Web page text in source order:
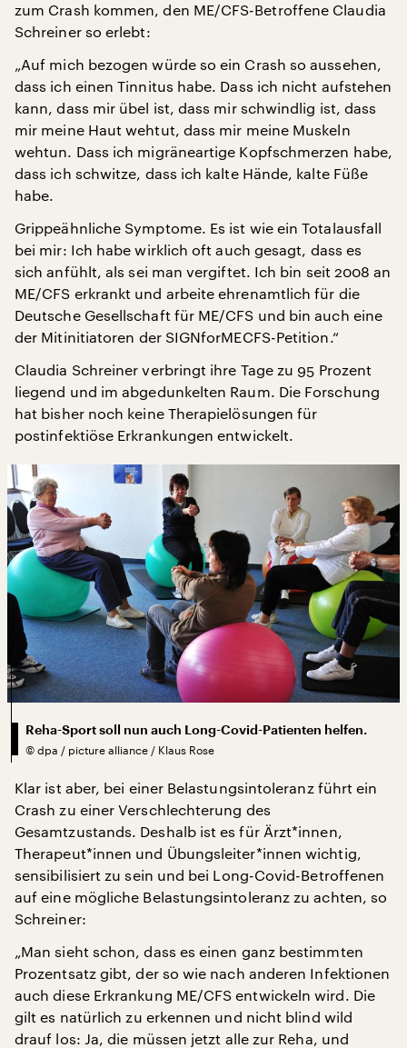
zum Crash kommen, den ME/CFS-Betroffene Claudia
Schreiner so erlebt:
„Auf mich bezogen würde so ein Crash so aussehen,
dass ich einen Tinnitus habe. Dass ich nicht aufstehen
kann, dass mir übel ist, dass mir schwindlig ist, dass
mir meine Haut wehtut, dass mir meine Muskeln
wehtun. Dass ich migräneartige Kopfschmerzen habe,
dass ich schwitze, dass ich kalte Hände, kalte Füße
habe.
Grippeähnliche Symptome. Es ist wie ein Totalausfall
bei mir: Ich habe wirklich oft auch gesagt, dass es
sich anfühlt, als sei man vergiftet. Ich bin seit 2008 an
ME/CFS erkrankt und arbeite ehrenamtlich für die
Deutsche Gesellschaft für ME/CFS und bin auch eine
der Mitinitiatoren der SIGNforMECFS-Petition.“
Claudia Schreiner verbringt ihre Tage zu 95 Prozent
liegend und im abgedunkelten Raum. Die Forschung
hat bisher noch keine Therapielösungen für
postinfektiöse Erkrankungen entwickelt.
Reha-Sport soll nun auch Long-Covid-Patienten helfen.
© dpa / picture alliance / Klaus Rose
Klar ist aber, bei einer Belastungsintoleranz führt ein
Crash zu einer Verschlechterung des
Gesamtzustands. Deshalb ist es für Ärzt*innen,
Therapeut*innen und Übungsleiter*innen wichtig,
sensibilisiert zu sein und bei Long-Covid-Betroffenen
auf eine mögliche Belastungsintoleranz zu achten, so
Schreiner:
„Man sieht schon, dass es einen ganz bestimmten
Prozentsatz gibt, der so wie nach anderen Infektionen
auch diese Erkrankung ME/CFS entwickeln wird. Die
gilt es natürlich zu erkennen und nicht blind wild
drauf los: Ja, die müssen jetzt alle zur Reha, und